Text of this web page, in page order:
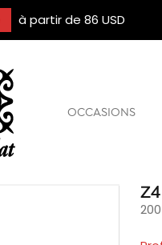
à partir de 86 USD
OCCASIONS